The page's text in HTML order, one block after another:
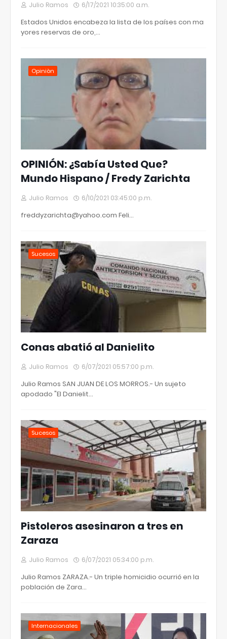
Julio Ramos 6/17/2021 10:35:00 a.m.
Estados Unidos encabeza la lista de los países con ma
yores reservas de oro,…
Opiniòn
OPINIÓN: ¿Sabía Usted Que?
Mundo Hispano / Fredy Zarichta
Julio Ramos 6/10/2021 03:45:00 p.m.
freddyzarichta@yahoo.com Feli…
Sucesos
Conas abatió al Danielito
Julio Ramos 6/07/2021 05:57:00 p.m.
Julio Ramos SAN JUAN DE LOS MORROS.- Un sujeto
apodado "El Danielit…
Sucesos
Pistoleros asesinaron a tres en
Zaraza
Julio Ramos 6/07/2021 05:34:00 p.m.
Julio Ramos ZARAZA.- Un triple homicidio ocurrió en la
población de Zara…
Internacionales